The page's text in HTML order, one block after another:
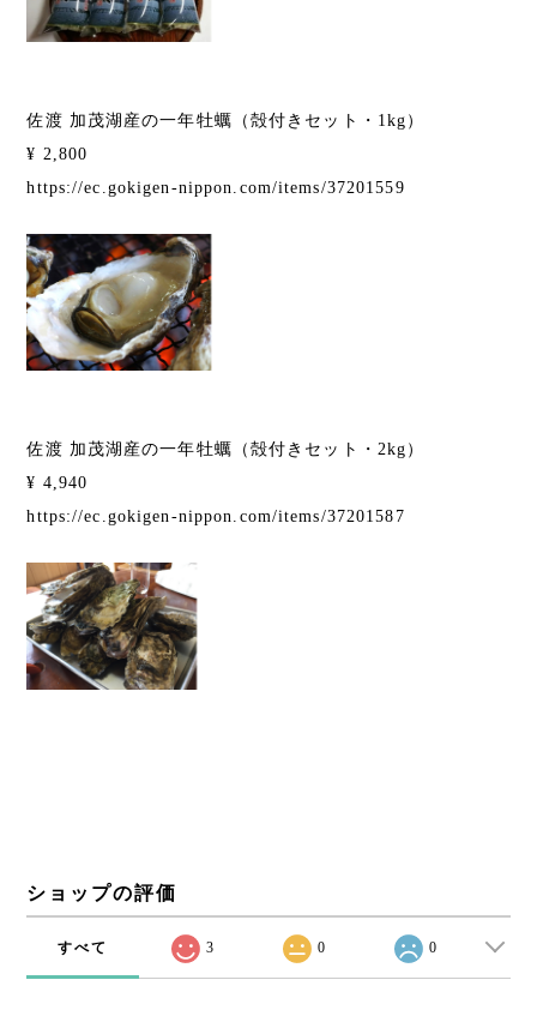
佐渡 加茂湖産の一年牡蠣（殻付きセット・1kg）
¥ 2,800
https://ec.gokigen-nippon.com/items/37201559
佐渡 加茂湖産の一年牡蠣（殻付きセット・2kg）
¥ 4,940
https://ec.gokigen-nippon.com/items/37201587
ショップの評価
すべて 3 0 0